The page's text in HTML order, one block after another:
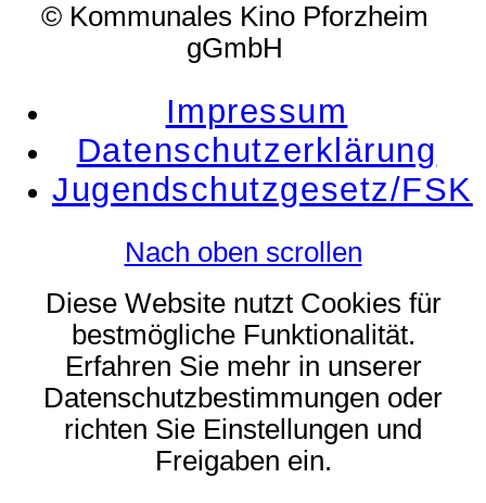
© Kommunales Kino Pforzheim
gGmbH
Impressum
Datenschutzerklärung
Jugendschutzgesetz/FSK
Nach oben scrollen
Diese Website nutzt Cookies für
bestmögliche Funktionalität.
Erfahren Sie mehr in unserer
Datenschutzbestimmungen oder
richten Sie Einstellungen und
Freigaben ein.